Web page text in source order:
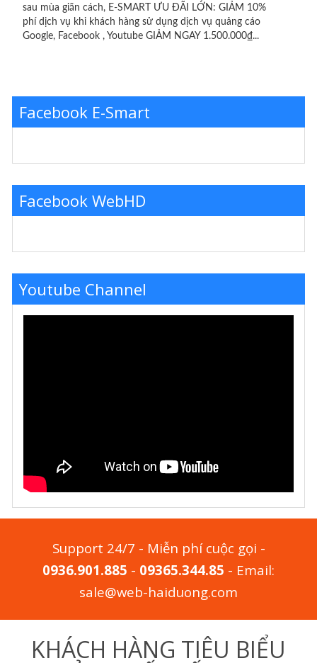
sau mùa giãn cách, E-SMART ƯU ĐÃI LỚN: GIẢM 10%
phí dịch vụ khi khách hàng sử dụng dịch vụ quảng cáo
Google, Facebook , Youtube GIẢM NGAY 1.500.000₫...
Facebook E-Smart
Facebook WebHD
Youtube Channel
Support 24/7 - Miễn phí cuộc gọi -
0936.901.885 - 09365.344.85 - Email:
sale@web-haiduong.com
KHÁCH HÀNG TIÊU BIỂU